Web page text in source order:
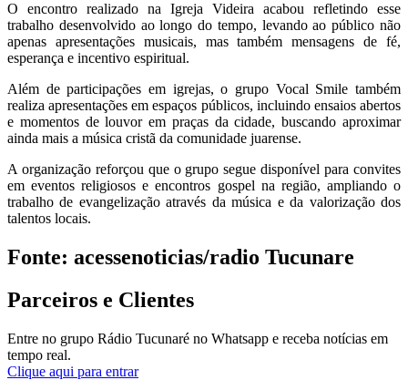
O encontro realizado na Igreja Videira acabou refletindo esse
trabalho desenvolvido ao longo do tempo, levando ao público não
apenas apresentações musicais, mas também mensagens de fé,
esperança e incentivo espiritual.
Além de participações em igrejas, o grupo Vocal Smile também
realiza apresentações em espaços públicos, incluindo ensaios abertos
e momentos de louvor em praças da cidade, buscando aproximar
ainda mais a música cristã da comunidade juarense.
A organização reforçou que o grupo segue disponível para convites
em eventos religiosos e encontros gospel na região, ampliando o
trabalho de evangelização através da música e da valorização dos
talentos locais.
Fonte: acessenoticias/radio Tucunare
Parceiros e Clientes
Entre no grupo Rádio Tucunaré no Whatsapp e receba notícias em
tempo real.
Clique aqui para entrar